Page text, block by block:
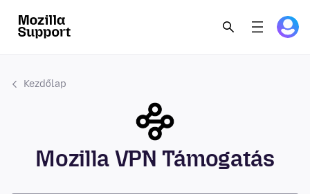
Kezdőlap
Mozilla VPN Támogatás